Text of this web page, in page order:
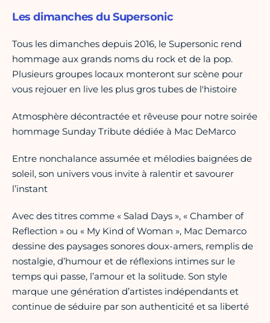
Les dimanches du Supersonic
Tous les dimanches depuis 2016, le Supersonic rend
hommage aux grands noms du rock et de la pop.
Plusieurs groupes locaux monteront sur scène pour
vous rejouer en live les plus gros tubes de l'histoire
Atmosphère décontractée et rêveuse pour notre soirée
hommage Sunday Tribute dédiée à Mac DeMarco
Entre nonchalance assumée et mélodies baignées de
soleil, son univers vous invite à ralentir et savourer
l’instant
Avec des titres comme « Salad Days », « Chamber of
Reflection » ou « My Kind of Woman », Mac Demarco
dessine des paysages sonores doux-amers, remplis de
nostalgie, d’humour et de réflexions intimes sur le
temps qui passe, l’amour et la solitude. Son style
marque une génération d’artistes indépendants et
continue de séduire par son authenticité et sa liberté